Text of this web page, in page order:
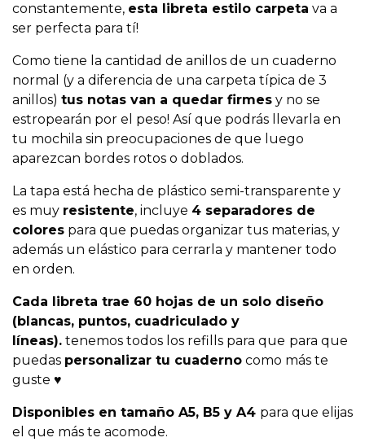
constantemente, esta libreta estilo carpeta va a
ser perfecta para tí!
Como tiene la cantidad de anillos de un cuaderno
normal (y a diferencia de una carpeta típica de 3
anillos) tus notas van a quedar firmes y no se
estropearán por el peso! Así que podrás llevarla en
tu mochila sin preocupaciones de que luego
aparezcan bordes rotos o doblados.
La tapa está hecha de plástico semi-transparente y
es muy resistente, incluye 4 separadores de
colores para que puedas organizar tus materias, y
además un elástico para cerrarla y mantener todo
en orden.
Cada libreta trae 60 hojas de un solo diseño
(blancas, puntos, cuadriculado y
líneas). tenemos todos los refills para que para que
puedas personalizar tu cuaderno como más te
guste ♥
Disponibles en tamaño A5, B5 y A4 para que elijas
el que más te acomode.